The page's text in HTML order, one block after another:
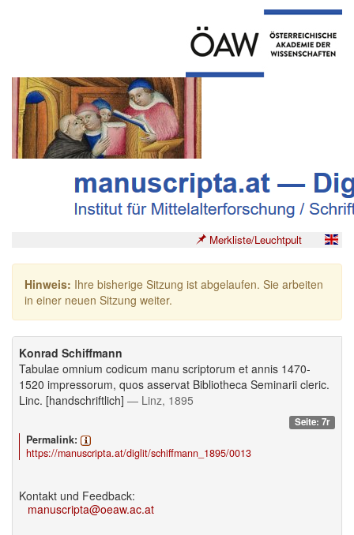
Merkliste/Leuchtpult
Hinweis: Ihre bisherige Sitzung ist abgelaufen. Sie arbeiten
in einer neuen Sitzung weiter.
Konrad Schiffmann
Tabulae omnium codicum manu scriptorum et annis 1470-
1520 impressorum, quos asservat Bibliotheca Seminarii cleric.
Linc. [handschriftlich] — Linz, 1895
Seite: 7r
Permalink:
https://manuscripta.at/diglit/schiffmann_1895/0013
Kontakt und Feedback:
manuscripta@oeaw.ac.at